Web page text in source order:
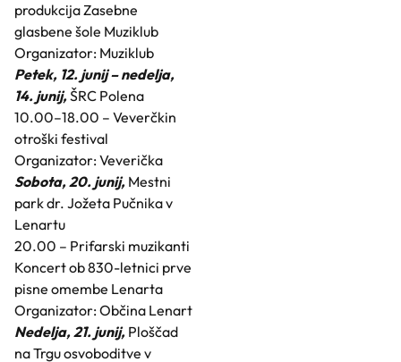
produkcija Zasebne
glasbene šole Muziklub
Organizator: Muziklub
Petek, 12. junij – nedelja,
14. junij,ŠRC Polena
10.00–18.00 – Veverčkin
otroški festival
Organizator: Veverička
Sobota, 20. junij, Mestni
park dr. Jožeta Pučnika v
Lenartu
20.00 – Prifarski muzikanti
Koncert ob 830-letnici prve
pisne omembe Lenarta
Organizator: Občina Lenart
Nedelja, 21. junij, Ploščad
na Trgu osvoboditve v